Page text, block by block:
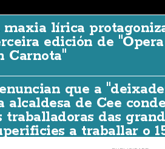
maxia lírica
de
07/AGO./2026
maxia lírica
edición de "Ópera
Carnota"
que a
alcaldesa de Cee
traballadoras das
a traballar o